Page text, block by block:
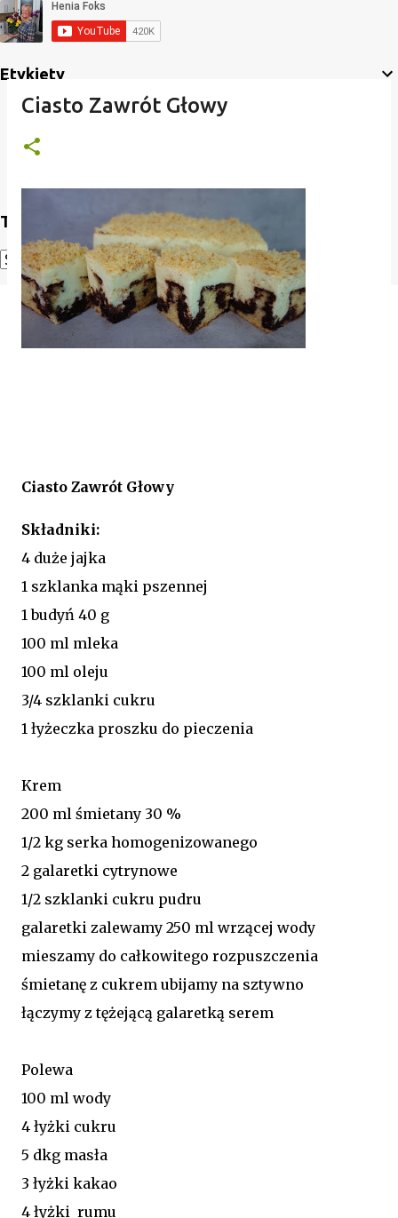
Etykiety
Translate
Powered by Translate
Ciasto Zawrót Głowy
Ciasto Zawrót Głowy
Składniki:
4 duże jajka
1 szklanka mąki pszennej
1 budyń 40 g
100 ml mleka
100 ml oleju
3/4 szklanki cukru
1 łyżeczka proszku do pieczenia
Krem
200 ml śmietany 30 %
1/2 kg serka homogenizowanego
2 galaretki cytrynowe
1/2 szklanki cukru pudru
galaretki zalewamy 250 ml wrzącej wody
mieszamy do całkowitego rozpuszczenia
śmietanę z cukrem ubijamy na sztywno
łączymy z tężejącą galaretką serem
Polewa
100 ml wody
4 łyżki cukru
5 dkg masła
3 łyżki kakao
4 łyżki rumu